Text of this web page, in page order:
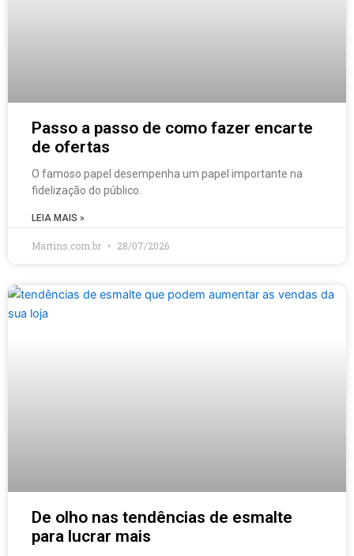
Passo a passo de como fazer encarte
de ofertas
O famoso papel desempenha um papel importante na
fidelização do público.
LEIA MAIS »
Martins.com.br 28/07/2026
De olho nas tendências de esmalte
para lucrar mais